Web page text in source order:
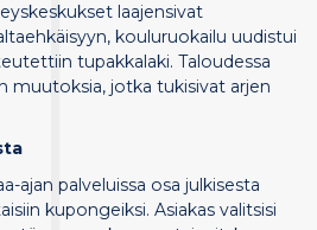
laajensivat
kouluruokailu uudistui
tupakkalaki. Taloudessa
muutoksia, jotka tukisivat arjen
ajan palveluissa osa julkisesta
kupongeiksi. Asiakas valitsisi